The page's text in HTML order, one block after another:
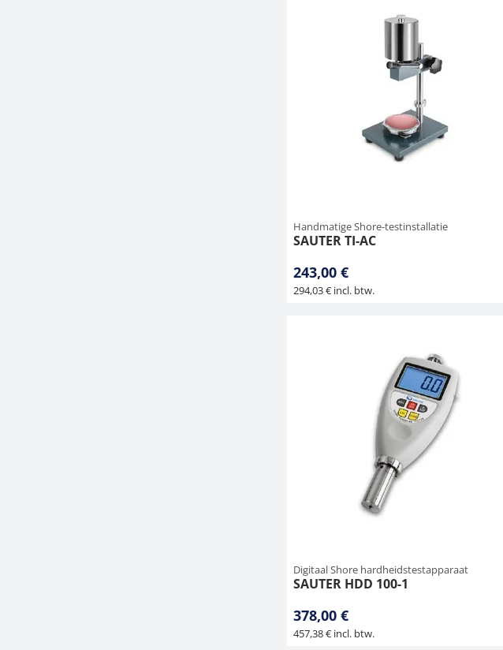
Handmatige Shore-testinstallatie
SAUTER TI-AC
243,00 €
294,03 € incl. btw.
Digitaal Shore hardheidstestapparaat
SAUTER HDD 100-1
378,00 €
457,38 € incl. btw.